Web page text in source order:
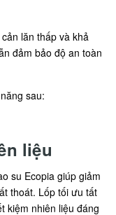
lăn thấp và khả
đảm bảo độ an toàn
sau:
liệu
su Ecopia giúp giảm
thoát. Lốp tối ưu tất
kiệm nhiên liệu đáng